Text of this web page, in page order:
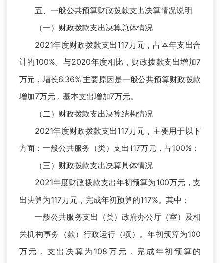
五、一般公共预算财政拨款支出决算情况说明
（一）财政拨款支出决算总体情况
2021年度财政拨款支出117万元，占本年支出合
计的100%。与2020年度相比，财政拨款支出增加7
万元，增长6.36%,主要原因是一般公共预算财政拨款
增加7万元，基本支出增加7万元。
（二）财政拨款支出决算结构情况
2021年度财政拨款支出117万元，主要用于以下
方面：一般公共服务（类）支出117万元，占100%；
（三）财政拨款支出决算具体情况
2021年度财政拨款支出年初预算为100万元，支
出决算为117万元，完成年初预算的117%。其中：
一般公共服务支出（类）政府办公厅（室）及相
关机构事务（款）行政运行（项）。年初预算为100
万元，支出决算为108万元，完成年初预算的